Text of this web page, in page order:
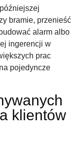
bramie, przenieść
alarm albo
ingerencji w
prac
pojedyncze
klientów